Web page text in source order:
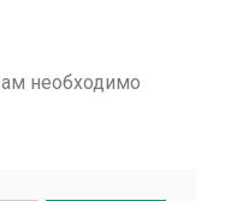
необходимо